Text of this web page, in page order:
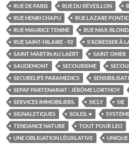
RUE DE PARIS
RUE DU RÉVEILLON
RUE HENRI CHAPU
RUE LAZARE
RUE MAURICE TENINE
RUE MAX-
RUE SAINT-HILAIRE - 92
S'ADRESSER À
SAINT MARTIN AU LAERT
SAINT OMER
SAUDEMONT
SECOURISME
SECURELIFE PARAMEDICS
SEPAF PARTENARIAT : JÉRÔME LORTHOY
SERVICES IMMOBILIERS.
SICLY SIE
SIGNALETIQUES
SOLEIL ♥
TENDANCE NATURE
TOUT POUR LEO
UNE OBLIGATION LÉGISLATIVE
UNIQUE